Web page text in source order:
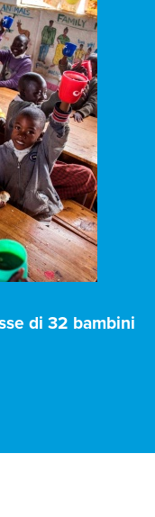
di 32 bambini